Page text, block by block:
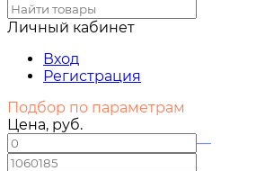
Личный кабинет
Вход
Регистрация
Подбор по параметрам
Цена, руб.
—